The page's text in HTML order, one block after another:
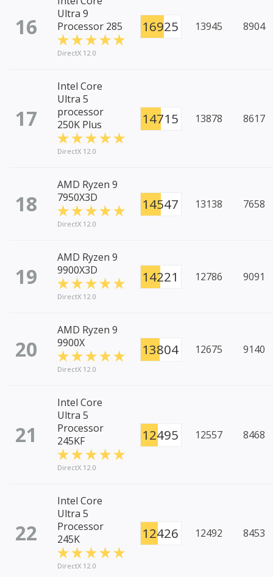
16
Ultra 9
Processor 285
DirectX 12.0
16925 13945 8904
17
Intel Core
Ultra 5
processor
250K Plus
DirectX 12.0
14715 13878 8617
18
AMD Ryzen 9
7950X3D
DirectX 12.0
14547 13138 7658
19
AMD Ryzen 9
9900X3D
DirectX 12.0
14221 12786 9091
20
AMD Ryzen 9
9900X
DirectX 12.0
13804 12675 9140
21
Intel Core
Ultra 5
Processor
245KF
DirectX 12.0
12495 12557 8468
22
Intel Core
Ultra 5
Processor
245K
DirectX 12.0
12426 12492 8453